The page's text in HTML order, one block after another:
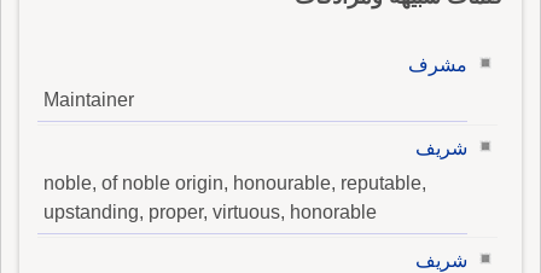
مشرف
Maintainer
شريف
noble, of noble origin, honourable, reputable,
upstanding, proper, virtuous, honorable
شريف